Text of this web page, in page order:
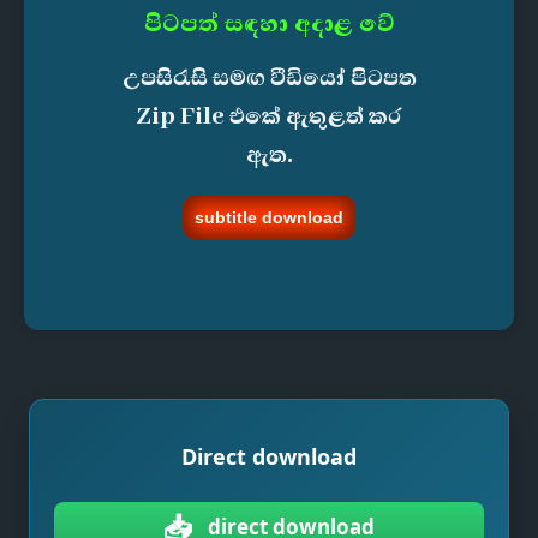
පිටපත් සඳහා අදාළ වේ
උපසිරැසි සමඟ වීඩියෝ පිටපත
Zip File එකේ ඇතුළත් කර
ඇත.
subtitle download
Direct download
📥 direct download